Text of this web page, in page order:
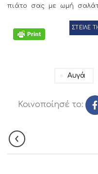
πιάτο σας με ωμή
ΣΤΕΙΛΕ
Αυγά
Κοινοποίησέ το: